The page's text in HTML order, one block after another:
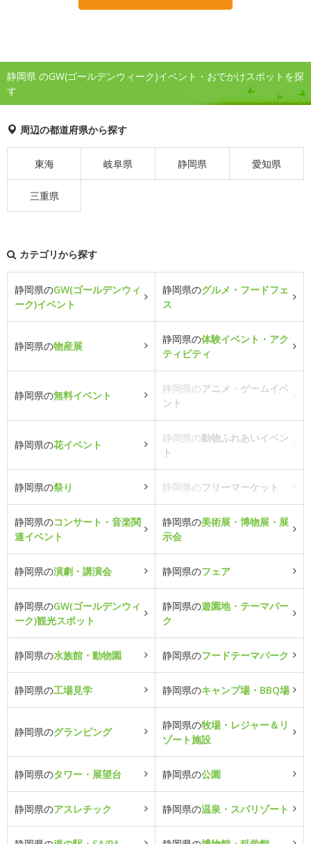
静岡県 のGW(ゴールデンウィーク)イベント・おでかけスポットを探
す
周辺の都道府県から探す
東海 岐阜県 静岡県 愛知県
三重県
カテゴリから探す
静岡県のGW(ゴールデンウィ
ーク)イベント
静岡県のグルメ・フードフェ
ス
静岡県の物産展
静岡県の体験イベント・アク
ティビティ
静岡県の無料イベント
静岡県のアニメ・ゲームイベ
ント
静岡県の花イベント
静岡県の動物ふれあいイベン
ト
静岡県の祭り 静岡県のフリーマーケット
静岡県のコンサート・音楽関
連イベント
静岡県の美術展・博物展・展
示会
静岡県の演劇・講演会 静岡県のフェア
静岡県のGW(ゴールデンウィ
ーク)観光スポット
静岡県の遊園地・テーマパー
ク
静岡県の水族館・動物園 静岡県のフードテーマパーク
静岡県の工場見学 静岡県のキャンプ場・BBQ場
静岡県のグランピング
静岡県の牧場・レジャー＆リ
ゾート施設
静岡県のタワー・展望台 静岡県の公園
静岡県のアスレチック 静岡県の温泉・スパリゾート